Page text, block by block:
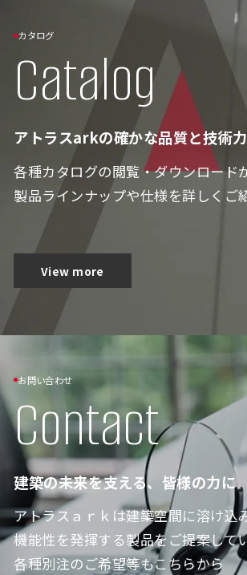
カタログ
Catalog
アトラスarkの確かな品質と技術
各種カタログの閲覧・ダウンロード
製品ラインナップや仕様を詳しくご
View more
お問い合わせ
Contact
建築の未来を支える、皆様の力に
アトラスａｒｋは建築空間に溶け込
機能性を発揮する製品をご提案してい
各種別注のご希望等もこちらから